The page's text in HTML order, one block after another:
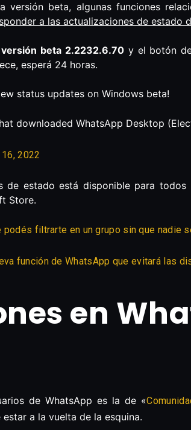
versión beta, algunas funciones
a las actualizaciones de estado
beta 2.2232.6.70y el botón de
esperá 24 horas.
status updates on Windows beta!
downloaded WhatsApp Desktop
2022
de estado está disponible para
Store.
filtrarte en un grupo sin que nadie
función de WhatsApp que evitará las
en
de WhatsApp es la de «
a la vuelta de la esquina.